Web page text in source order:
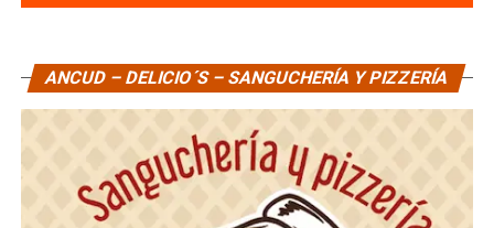
ANCUD – DELICIO´S – SANGUCHERÍA Y PIZZERÍA